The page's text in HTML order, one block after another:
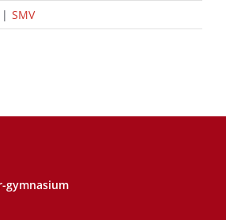
| SMV
gymnasium